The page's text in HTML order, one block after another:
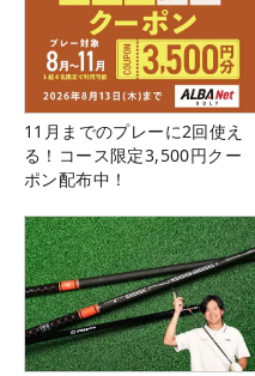
11月までのプレーに2回使え
る！コース限定3,500円クー
ポン配布中！